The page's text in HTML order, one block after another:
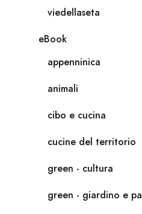
viedellaseta
eBook
appenninica
animali
cibo e cucina
cucine del territorio
green - cultura
green - giardino e